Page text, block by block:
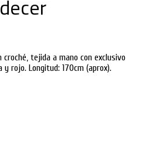
tejida a mano con exclusivo
rojo. Longitud: 170cm (aprox).